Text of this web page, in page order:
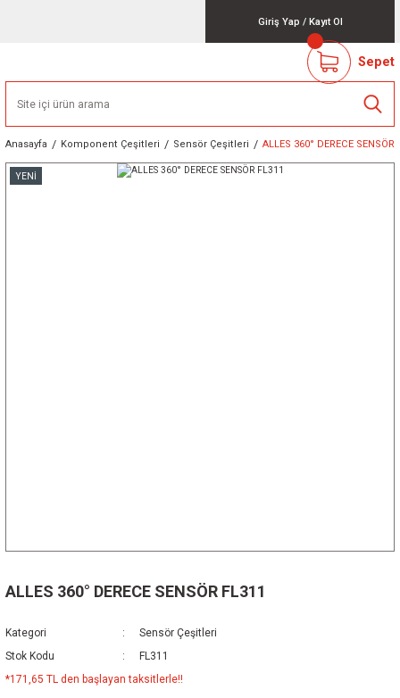
Giriş Yap / Kayıt Ol
Sepet
Anasayfa Komponent Çeşitleri Sensör Çeşitleri ALLES 360° DERECE SENSÖR
YENİ
ALLES 360° DERECE SENSÖR FL311
Kategori
Sensör Çeşitleri
Stok Kodu
FL311
*171,65 TL den başlayan taksitlerle!!